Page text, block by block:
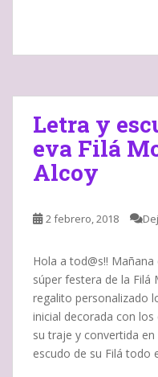
Letra y
eva Filá
Alcoy
2 febrero, 2018
Hola a tod@s!!
súper festera de la Filá
regalito personalizado
inicial decorada con
su traje y convertida
escudo de su Filá todo